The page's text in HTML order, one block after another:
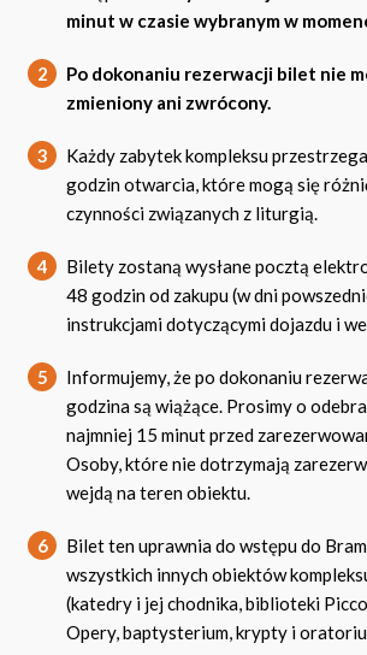
minut w czasie wybranym w
2
Po dokonaniu rezerwacji bilet nie
zmieniony ani zwrócony.
3
Każdy zabytek kompleksu
godzin otwarcia, które mogą się
czynności związanych z liturgią.
4
Bilety zostaną wysłane pocztą
48 godzin od zakupu (w dni
instrukcjami dotyczącymi dojazdu i
5
Informujemy, że po dokonaniu
godzina są wiążące. Prosimy o
najmniej 15 minut przed
Osoby, które nie dotrzymają
wejdą na teren obiektu.
6
Bilet ten uprawnia do wstępu do
wszystkich innych obiektów
(katedry i jej chodnika, biblioteki
Opery, baptysterium, krypty i